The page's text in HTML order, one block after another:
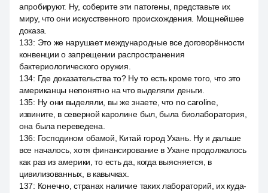
апробируют. Ну, соберите эти патогены, представьте их
миру, что они искусственного происхождения. Мощнейшее
доказа.
133: Это же нарушает международные все договорённости
конвенции о запрещении распространения
бактериологического оружия.
134: Где доказательства то? Ну то есть кроме того, что это
американцы непонятно на что выделяли деньги.
135: Ну они выделяли, вы же знаете, что no caroline,
извините, в северной каролине был, была биолаборатория,
она была переведена.
136: Господином обамой, Китай город Ухань. Ну и дальше
все началось, хотя финансирование в Ухане продолжалось
как раз из америки, то есть да, когда выясняется, в
цивилизованных, в кавычках.
137: Конечно, странах наличие таких лабораторий, их куда-